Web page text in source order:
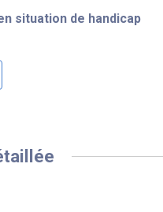
situation de handicap